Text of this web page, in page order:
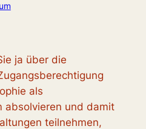
ja über die
als
absolvieren und damit
teilnehmen,